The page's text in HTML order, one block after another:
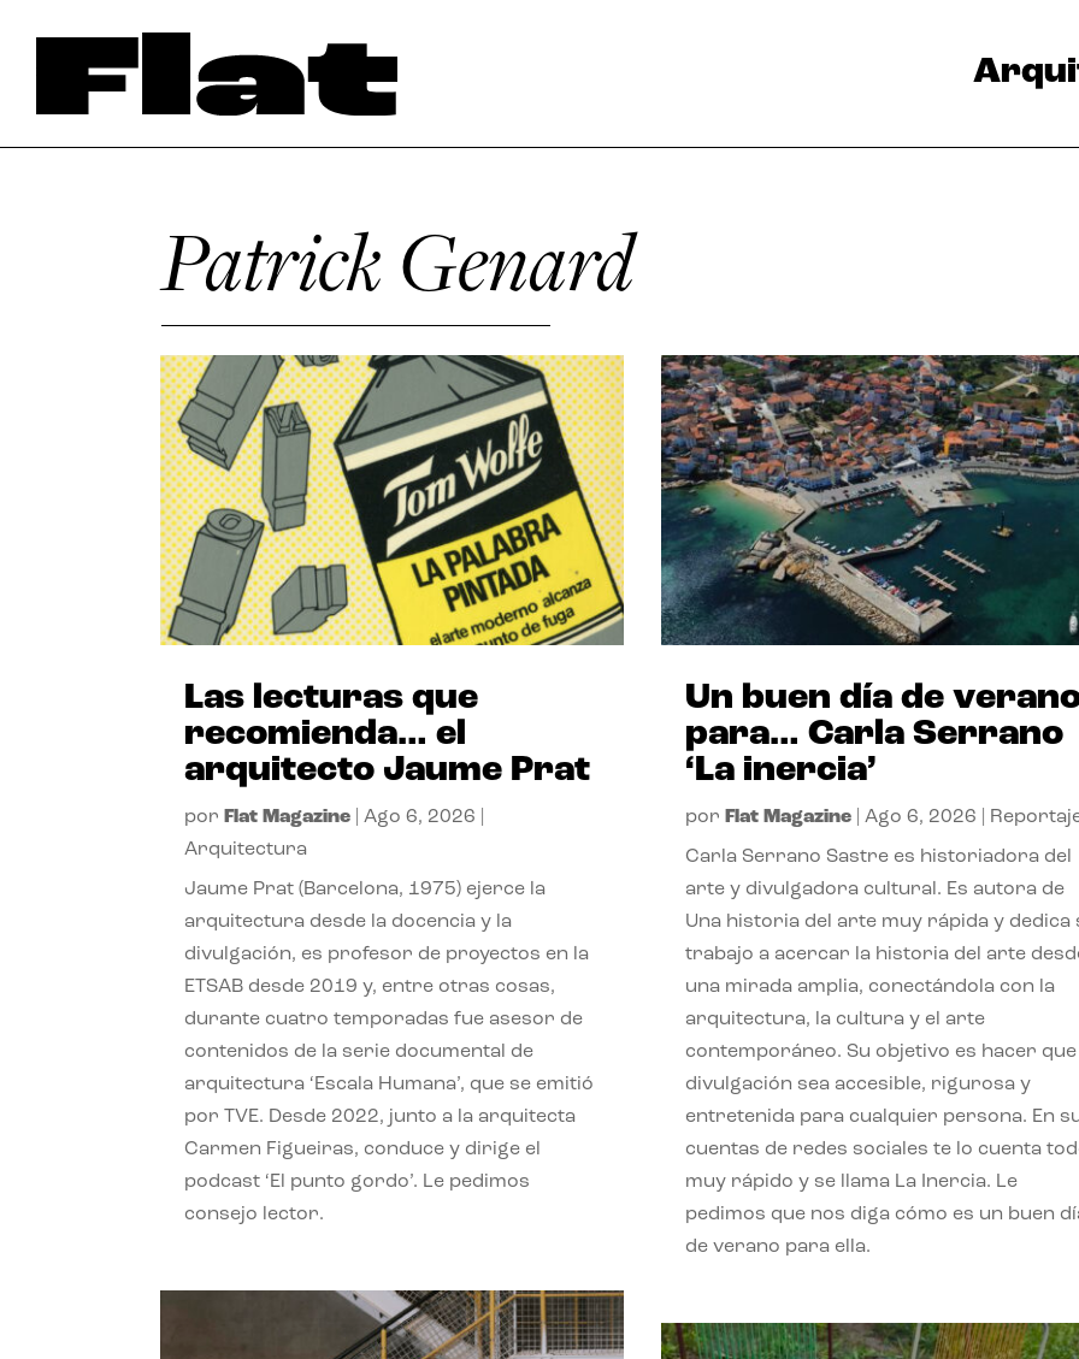
Patrick Genard
Las lecturas que
recomienda… el
arquitecto Jaume Prat
por Flat Magazine |Ago 6, 2026
Arquitectura
Jaume Prat (Barcelona, 1975) ejerce la
arquitectura desde la docencia y la
divulgación, es profesor de proyectos en la
ETSAB desde 2019 y, entre otras cosas,
durante cuatro temporadas fue asesor de
contenidos de la serie documental de
arquitectura ‘Escala Humana’, que se emitió
por TVE. Desde 2022, junto a la arquitecta
Carmen Figueiras, conduce y dirige el
podcast ‘El punto gordo’. Le pedimos
consejo lector.
Un buen día de
para… Carla Serrano
‘La inercia’
por Flat Magazine| Ago 6, 2026
Carla Serrano Sastre es historiadora del
arte y divulgadora cultural. Es autora de
Una historia del arte muy rápida y dedica
trabajo a acercar la historia del arte
una mirada amplia, conectándola con la
arquitectura, la cultura y el arte
contemporáneo. Su objetivo es hacer que
divulgación sea accesible, rigurosa y
entretenida para cualquier persona. En
cuentas de redes sociales te lo cuenta
muy rápido y se llama La Inercia. Le
pedimos que nos diga cómo es un buen
de verano para ella.